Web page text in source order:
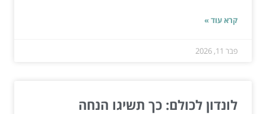
קרא עוד »
פבר 11, 2026
לונדון לכולם: כך תשיגו הנחה